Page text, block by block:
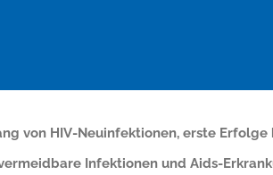
von HIV-Neuinfektionen, erste
Infektionen und Aids-